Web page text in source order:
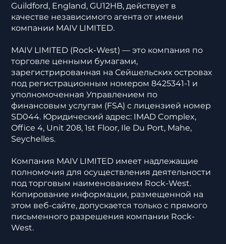
Guildford, England, GU12HB, действует в
качестве независимого агента от имени
компании MAIV LIMITED.
MAIV LIMITED (Rock-West) — это компания по
торговле ценными бумагами,
зарегистрированная на Сейшельских островах
под регистрационным номером 8425341-1 и
уполномоченная Управлением по
финансовым услугам (FSA) с лицензией номер
SD044. Юридический адрес: IMAD Complex,
Office 4, Unit 208, 1st Floor, Ile Du Port, Mahe,
Seychelles.
Компания MAIV LIMITED имеет надлежащие
полномочия для осуществления деятельности
под торговым наименованием Rock-West.
Копирование информации, размещенной на
этом веб-сайте, допускается только с прямого
письменного разрешения компании Rock-
West.